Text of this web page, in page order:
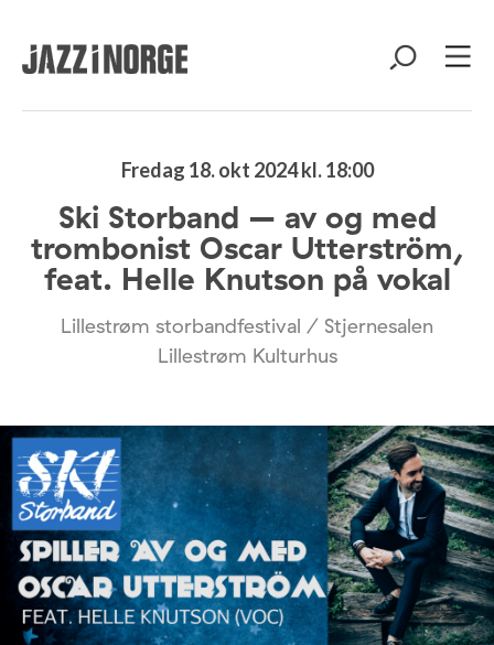
Fredag 18. okt 2024 kl. 18:00
Ski Storband – av og med
trombonist Oscar Utterström,
feat. Helle Knutson på vokal
Lillestrøm storbandfestival / Stjernesalen
Lillestrøm Kulturhus